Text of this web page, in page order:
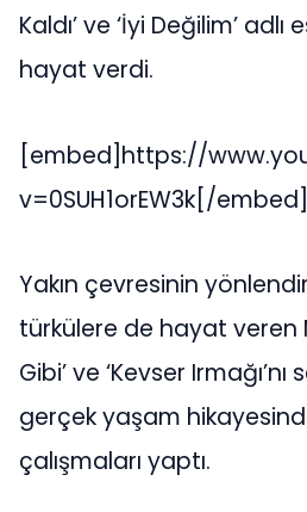
Kaldı’ ve ‘İyi Değilim’
hayat verdi.
[embed]https://
v=0SUH1orEW3k[/embed]
Yakın çevresinin
türkülere de hayat veren
Gibi’ ve ‘Kevser
gerçek yaşam
çalışmaları yaptı.